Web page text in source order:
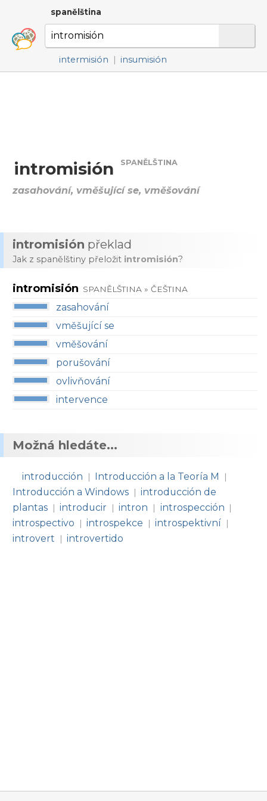
spanělština
intermisión | insumisión
intromisión SPANĚLŠTINA
zasahování, vměšující se, vměšování
intromisión překlad
Jak z spanělštiny přeložit intromisión?
intromisión SPANĚLŠTINA » ČEŠTINA
zasahování
vměšující se
vměšování
porušování
ovlivňování
intervence
Možná hledáte...
introducción | Introducción a la Teoría M |
Introducción a Windows | introducción de
plantas | introducir | intron | introspección |
introspectivo | introspekce | introspektivní |
introvert | introvertido